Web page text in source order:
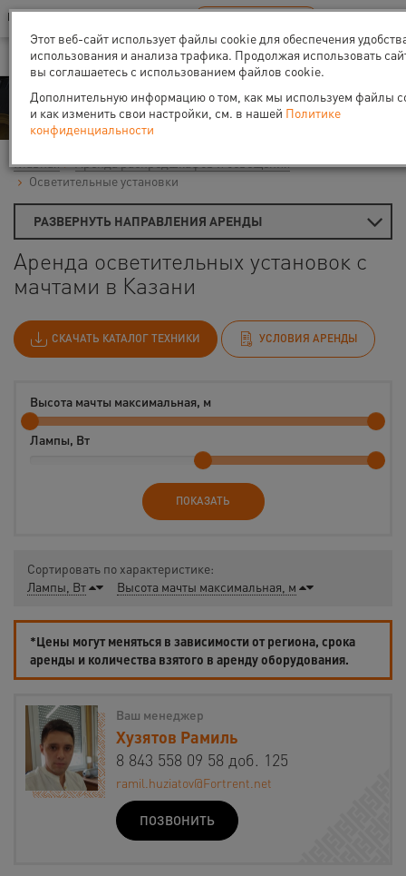
Ваш город:Казань
В Вашем регионе нет наших офисов RU EN
Аренда
Главная
Аренда распредшкафов и освещения
Осветительные установки
РАЗВЕРНУТЬ НАПРАВЛЕНИЯ АРЕНДЫ
Аренда осветительных установок с
мачтами в Казани
СКАЧАТЬ КАТАЛОГ ТЕХНИКИ УСЛОВИЯ АРЕНДЫ
Высота мачты максимальная, м
Лампы, Вт
ПОКАЗАТЬ
Сортировать по характеристике:
Лампы, Вт
Высота мачты максимальная, м
*Цены могут меняться в зависимости от региона, срока
аренды и количества взятого в аренду оборудования.
Ваш менеджер
Хузятов Рамиль
8 843 558 09 58 доб. 125
ramil.huziatov@Fortrent.net
ПОЗВОНИТЬ
Этот веб-сайт использует файлы cookie для обеспечения
использования и анализа трафика. Продолжая использовать
вы соглашаетесь с использованием файлов cookie.
Дополнительную информацию о том, как мы используем файлы
и как изменить свои настройки, см. в нашей Политике
конфиденциальности